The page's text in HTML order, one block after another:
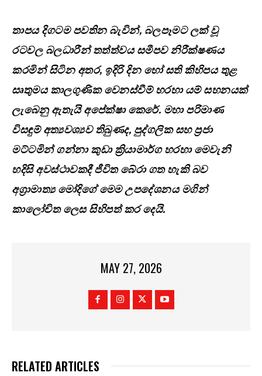
තාපය දිගටම පවතින බැවින්, බලපෑමට ලක් වූ
රටවල බලධාරීන් තත්ත්වය සමීපව නිරීක්ෂණය
කරමින් සිටින අතර, ඉදිරි දින හෝ සති කිහිපය තුළ
සෘතුමය කාලගුණික වෙනස්වීම් හරහා යම් සහනයක්
ලැබෙනු ඇතැයි අපේක්ෂා කෙරේ. මහා පරිමාණ
විසඳුම් අත්‍යවශ්‍යව තිබුණද, පුද්ගලික සහ ප්‍රජා
මට්ටමින් ගන්නා කුඩා ක්‍රියාමාර්ග හරහා මෙවැනි
හදිසි අවස්ථාවකදී ජීවිත බේරා ගත හැකි බව
අග්‍රාමාත්‍ය මෝදිගේ මෙම උපදේශනය මගින්
කාලෝචිත ලෙස සිහිපත් කර දෙයි.
MAY 27, 2026
RELATED ARTICLES